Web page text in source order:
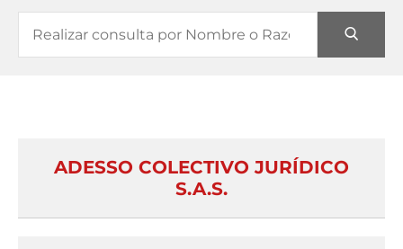
ADESSO COLECTIVO JURÍDICO
S.A.S.